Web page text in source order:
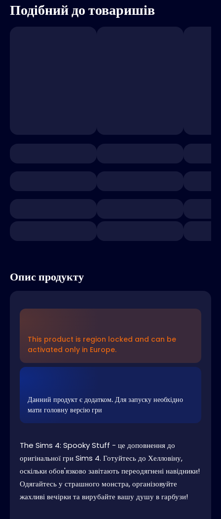
Подібний до товаришів
Опис продукту
This product is region locked and can be
activated only in Europe.
Данний продукт є додатком. Для запуску необхідно
мати головну версію гри
The Sims 4: Spooky Stuff - це доповнення до
оригінальної гри Sims 4. Готуйтесь до Хелловіну,
оскільки обов'язково завітають переодягнені навідники!
Одягайтесь у страшного монстра, організовуйте
жахливі вечірки та вирубайте вашу душу в гарбузи!